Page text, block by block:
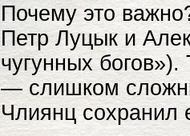
Почему это
Петр Луцык и
чугунных
— слишком
Члиянц сохранил